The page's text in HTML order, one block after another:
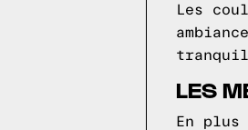
Les
LES
En